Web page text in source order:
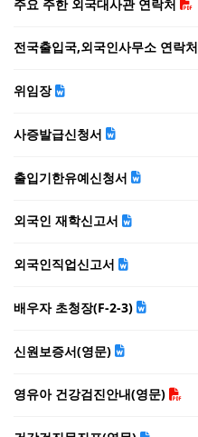
주요 주한 외국대사관 연락처
전국출입국,외국인사무소 연락처
위임장
사증발급신청서
출입기한유예신청서
외국인 재학신고서
외국인직업신고서
배우자 초청장(F-2-3)
신원보증서(영문)
영유아 건강검진안내(영문)